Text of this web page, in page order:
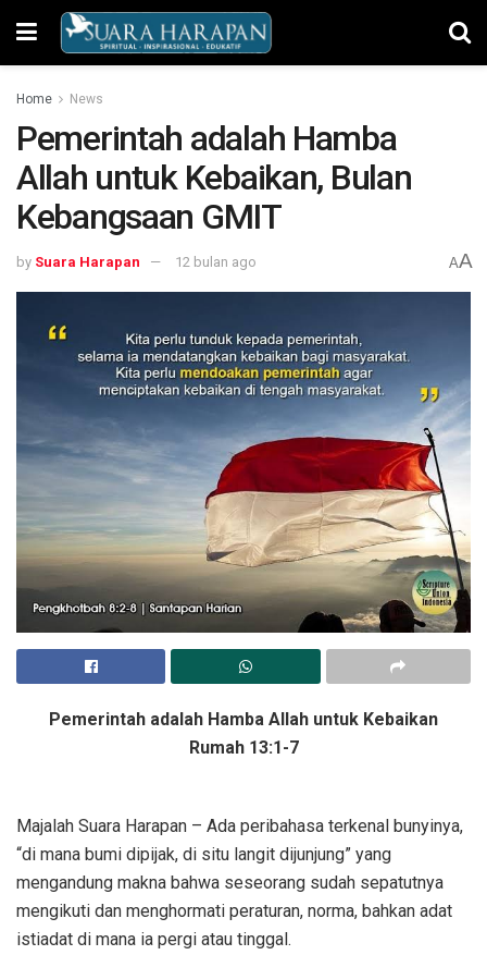
Home News
Pemerintah adalah Hamba
Allah untuk Kebaikan, Bulan
Kebangsaan GMIT
by Suara Harapan 12 bulan ago AA
Pemerintah adalah Hamba Allah untuk Kebaikan
Rumah 13:1-7
Majalah Suara Harapan – Ada peribahasa terkenal bunyinya,
“di mana bumi dipijak, di situ langit dijunjung” yang
mengandung makna bahwa seseorang sudah sepatutnya
mengikuti dan menghormati peraturan, norma, bahkan adat
istiadat di mana ia pergi atau tinggal.